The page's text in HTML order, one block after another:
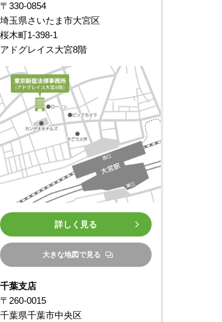
〒330-0854
埼玉県さいたま市大宮区
桜木町1-398-1
アドグレイス大宮8階
詳しく見る
大きな地図で見る
千葉支店
〒260-0015
千葉県千葉市中央区